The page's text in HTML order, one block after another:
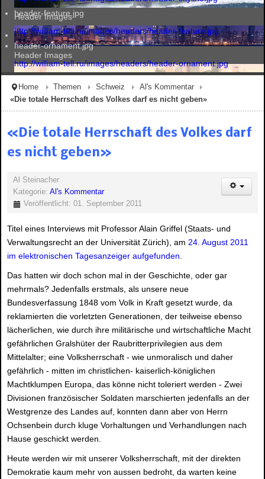
Header Images
Header Images
Header Images
header-feature.jpg
http://william-tell.ru/images/headers/header-feature.jpg
header-ornament.jpg
http://william-tell.ru/images/headers/header-ornament.jpg
Home Themen Schweiz
Al's Kommentar
«Die totale Herrschaft des Volkes darf es nicht geben»
«Die totale Herrschaft des Volkes darf
es nicht geben»
Al Steinacher
Kategorie: Al's Kommentar
Veröffentlicht: 01. September 2011
Titel eines Interviews mit Professor Alain Griffel (Staats- und
Verwaltungsrecht an der Universität Zürich), am 24. August 2011
im elektronischen Tagesanzeiger aufgefunden
Das hatten wir doch schon mal in der Geschichte, oder gar
mehrmals? Jedenfalls erstmals, als unsere neue
Bundesverfassung 1848 vom Volk in Kraft gesetzt wurde, da
reklamierten die vorletzten Generationen, der teilweise ebenso
lächerlichen, wie durch ihre militärische und wirtschaftliche Macht
gefährlichen Gralshüter der Raubritterprivilegien aus dem
Mittelalter; eine Volksherrschaft - wie unmoralisch und daher
gefährlich - mitten im christlichen- kaiserlich-königlichen
Machtklumpen Europa, das könne nicht toleriert werden - Zwei
Divisionen französischer Soldaten marschierten jedenfalls an der
Westgrenze des Landes auf, konnten dann aber von Herrn
Ochsenbein durch kluge Vorhaltungen und Verhandlungen nach
Hause geschickt werden.
Heute werden wir mit unserer Volksherrschaft, mit der direkten
Demokratie kaum mehr von aussen bedroht, da warten keine